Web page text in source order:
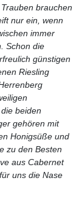
brauchen
nur ein, wenn
immer
Schon die
günstigen
Riesling
beiden
gehören mit
Honigsüße und
zu den Besten
aus Cabernet
uns die Nase